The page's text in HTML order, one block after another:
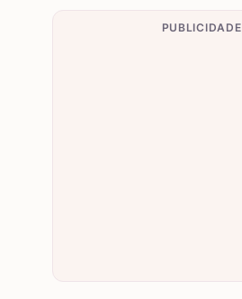
PUBLICIDADE